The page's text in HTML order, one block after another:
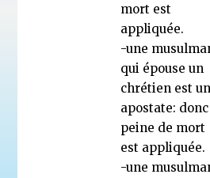
mort est
appliquée.
-une
qui épouse un
chrétien est
apostate:
peine de mort
est appliquée.
-une